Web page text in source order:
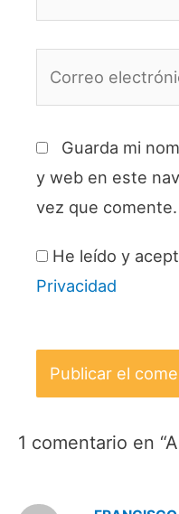
Guarda mi
y web en este
vez que comente.
He leído y
Privacidad
1 comentario en